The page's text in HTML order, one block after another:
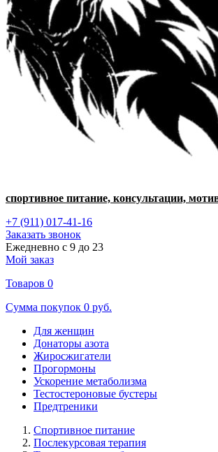
спортивное питание, консультации,
+7 (911) 017-41-16
Заказать звонок
Ежедневно с 9 до 23
Мой заказ
Товаров 0
Сумма покупок 0 руб.
Для женщин
Донаторы азота
Жиросжигатели
Прогормоны
Ускорение метаболизма
Тестостероновые бустеры
Предтреники
Спортивное питание
Послекурсовая терапия